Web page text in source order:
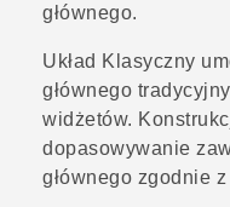
Urządzenia i
Zaloguj się
głównego.
Układ Klasyczny
głównego
widżetów.
dopasowywanie
głównego zgodnie